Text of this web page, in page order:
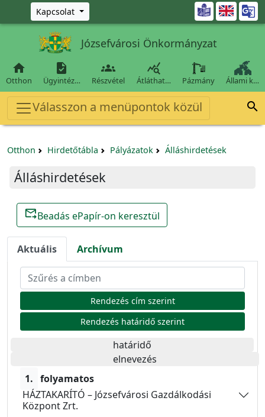
Ugrás a fő tartalomra
Kapcsolat 
Józsefvárosi Önkormányzat

Otthon

Ügyintéz…

Részvétel

Átláthat… Pázmány Állami k…
Válasszon a menüpontok közül 
Otthon Hirdetőtábla Pályázatok Álláshirdetések
Álláshirdetések
forward_to_inboxBeadás ePapír-on keresztül
Aktuális Archívum
Rendezés cím szerint
Rendezés határidő szerint
határidő
elnevezés
1. folyamatos
HÁZTAKARÍTÓ – Józsefvárosi Gazdálkodási
Központ Zrt.